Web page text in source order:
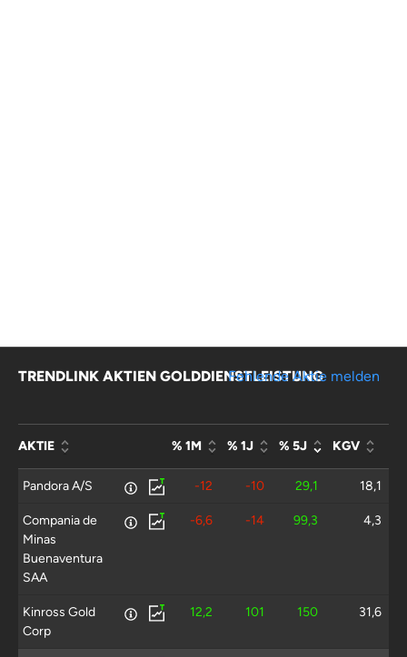
TRENDLINK AKTIEN GOLDDIENSTLEISTUNG
Fehlende Aktie melden
AKTIE % 1M % 1J % 5J KGV
Pandora A/S -12 -10 29,1 18,1
Compania de
Minas
Buenaventura
SAA
-6,6 -14 99,3 4,3
Kinross Gold
Corp
12,2 101 150 31,6